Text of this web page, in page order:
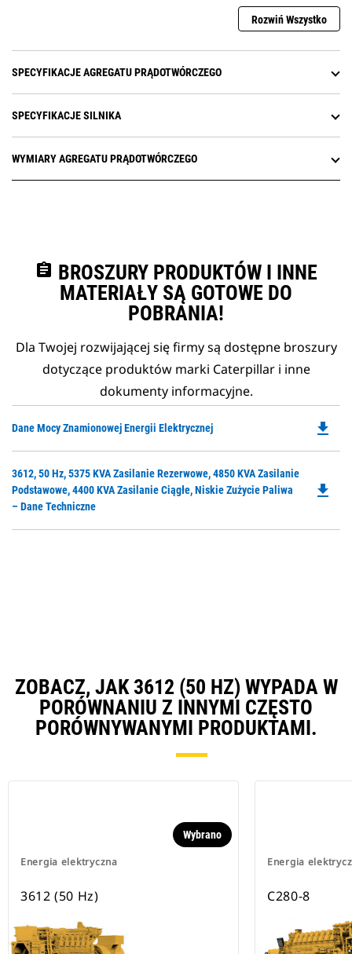
Rozwiń Wszystko
SPECYFIKACJE AGREGATU PRĄDOTWÓRCZEGO
SPECYFIKACJE SILNIKA
WYMIARY AGREGATU PRĄDOTWÓRCZEGO
assignment BROSZURY PRODUKTÓW I INNE
MATERIAŁY SĄ GOTOWE DO
POBRANIA!
Dla Twojej rozwijającej się firmy są dostępne broszury
dotyczące produktów marki Caterpillar i inne
dokumenty informacyjne.
Dane Mocy Znamionowej Energii Elektrycznej file_download
3612, 50 Hz, 5375 KVA Zasilanie Rezerwowe, 4850 KVA Zasilanie
Podstawowe, 4400 KVA Zasilanie Ciągłe, Niskie Zużycie Paliwa
– Dane Techniczne
file_download
ZOBACZ, JAK 3612 (50 HZ) WYPADA W
PORÓWNANIU Z INNYMI CZĘSTO
PORÓWNYWANYMI PRODUKTAMI.
Energia elektryczna
Wybrano
3612 (50 Hz)
Energia
C280-8